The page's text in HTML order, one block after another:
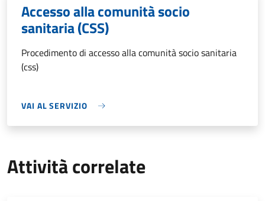
Accesso alla comunità socio
sanitaria (CSS)
Procedimento di accesso alla comunità socio sanitaria
(css)
VAI AL SERVIZIO
Attività correlate